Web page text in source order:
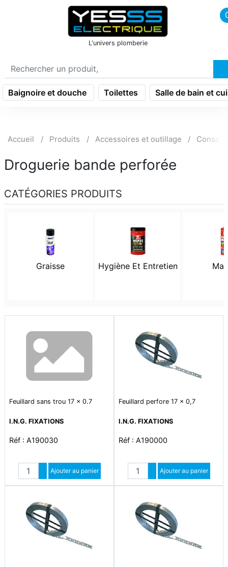
icon menu burger
L'univers plomberie
Baignoire et douche Toilettes Salle de bain et
Accueil Produits Accessoires et outillage
Droguerie bande perforée
CATÉGORIES PRODUITS
Graisse Hygiène Et Entretien
Feuillard sans trou 17 x 0.7
I.N.G. FIXATIONS
Réf : A190030
Quantité
Augmenter quantité
Diminuer quantité
Ajouter au panier
Feuillard perfore 17 x 0,7
I.N.G. FIXATIONS
Réf : A190000
Quantité
Augmenter quantité
Diminuer quantité
Ajouter au panier